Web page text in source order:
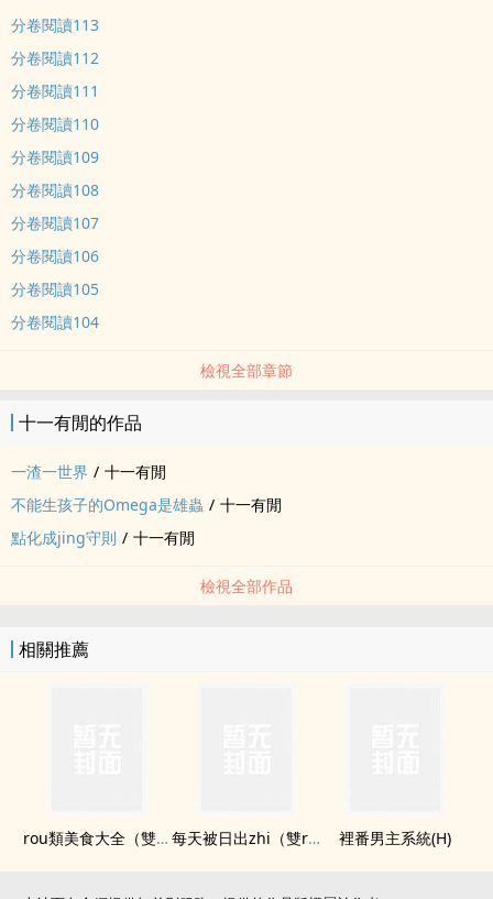
籤： 生子 星際 未來架空 shuang文
分卷閱讀113
分卷閱讀112
分卷閱讀111
分卷閱讀110
分卷閱讀109
分卷閱讀108
分卷閱讀107
分卷閱讀106
分卷閱讀105
分卷閱讀104
檢視全部章節
十一有閒的作品
一渣一世界 / 十一有閒
不能生孩子的Omega是雄蟲 / 十一有閒
點化成jing守則 / 十一有閒
檢視全部作品
相關推薦
rou類美食大全（雙xing） 每天被日出zhi（雙rou合集） 裡番男主系統(H)